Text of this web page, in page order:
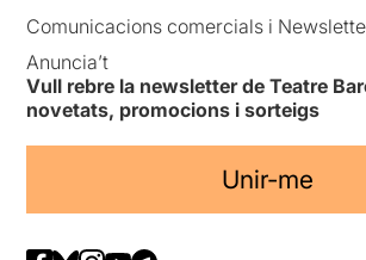
Comunicacions comercials i
Anuncia’t
Vull rebre la newsletter de Teatre
novetats, promocions i sorteigs
Unir-me